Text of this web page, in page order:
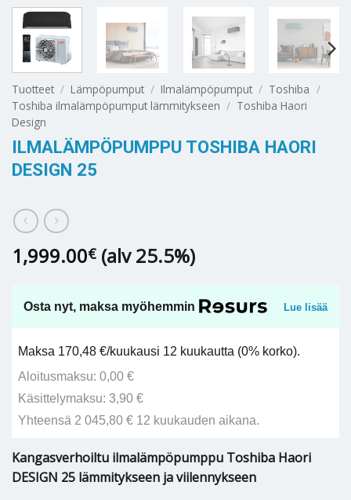
Tuotteet / Lämpöpumput / Ilmalämpöpumput / Toshiba /
Toshiba ilmalämpöpumput lämmitykseen / Toshiba Haori
Design
ILMALÄMPÖPUMPPU TOSHIBA HAORI
DESIGN 25
1,999.00€ (alv 25.5%)
Osta nyt, maksa myöhemmin Lue lisää
Maksa 170,48 €/kuukausi 12 kuukautta (0% korko).
Aloitusmaksu: 0,00 €
Käsittelymaksu: 3,90 €
Yhteensä 2 045,80 € 12 kuukauden aikana.
Kangasverhoiltu ilmalämpöpumppu Toshiba Haori
DESIGN 25 lämmitykseen ja viilennykseen